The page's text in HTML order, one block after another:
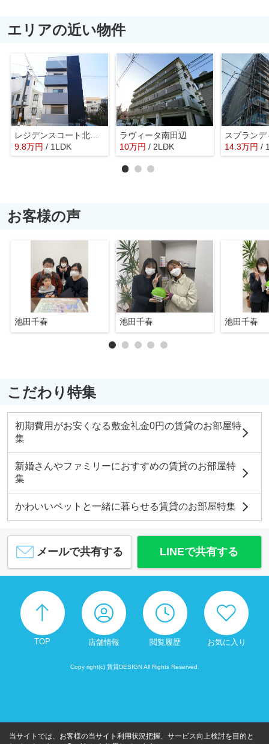
エリアの近い物件
レジデンスコート北田辺
9.8万円 / 1LDK
ラヴィータ南田辺
10万円 / 2LDK 14.3万円 /
お客様の声
池田千春 池田千春 池田千春
こだわり特集
初期費用がお安くなる敷金礼金0円の賃貸のお部屋特
集
新婚さんやファミリーにおすすめの賃貸のお部屋特
集
かわいいペットと一緒に暮らせる賃貸のお部屋特集
メールで共有する LINEで共有する
TOP 店舗情報 閲覧履歴 お気に入り
Copy right(c) 賃貸DESIGN All Rights Reserved.
当サイトでは、お客様の当サイト利用状況把握、サービス向上検討を目的と